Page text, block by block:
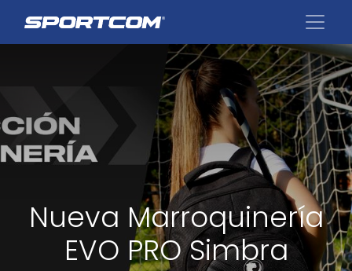
Nueva Marroquinería
EVO PRO Simbra